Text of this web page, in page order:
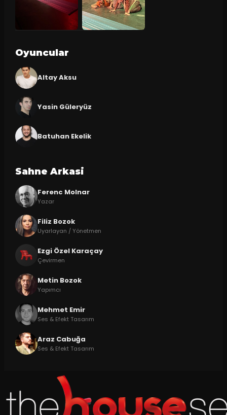
Oyuncular
Altay Aksu
Yasin Güleryüz
Batuhan Ekelik
Sahne Arkasi
Ferenc Molnar
Yazar
Filiz Bozok
Uyarlayan / Yönetmen
Ezgi Özel Karaçay
Çevirmen
Metin Bozok
Yapımcı
Mehmet Emir
Ses & Efekt Tasarım
Araz Cabuğa
Ses & Efekt Tasarım